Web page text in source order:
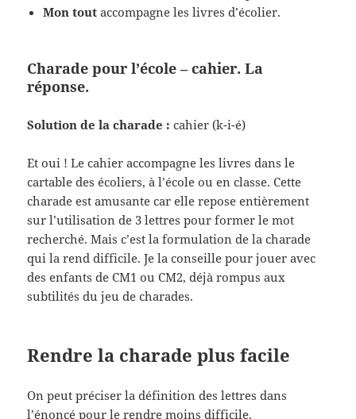
Mon tout accompagne les livres d’écolier.
Charade pour l’école – cahier. La
réponse.
Solution de la charade : cahier (k-i-é)
Et oui ! Le cahier accompagne les livres dans le
cartable des écoliers, à l’école ou en classe. Cette
charade est amusante car elle repose entièrement
sur l’utilisation de 3 lettres pour former le mot
recherché. Mais c’est la formulation de la charade
qui la rend difficile. Je la conseille pour jouer avec
des enfants de CM1 ou CM2, déjà rompus aux
subtilités du jeu de charades.
Rendre la charade plus facile
On peut préciser la définition des lettres dans
l’énoncé pour le rendre moins difficile.